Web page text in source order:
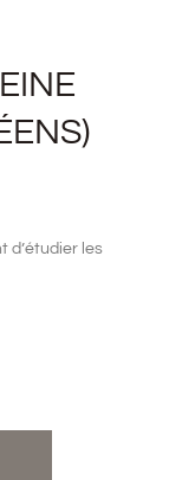
d’étudier les